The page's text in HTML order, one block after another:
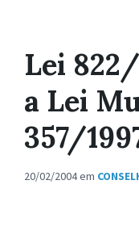
Lei
a Lei
357/
20/02/2004em